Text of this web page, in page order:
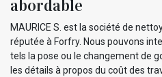
abordable
MAURICE S. est la société de
réputée à Forfry. Nous pouvons
tels la pose ou le changement de
les détails à propos du coût des